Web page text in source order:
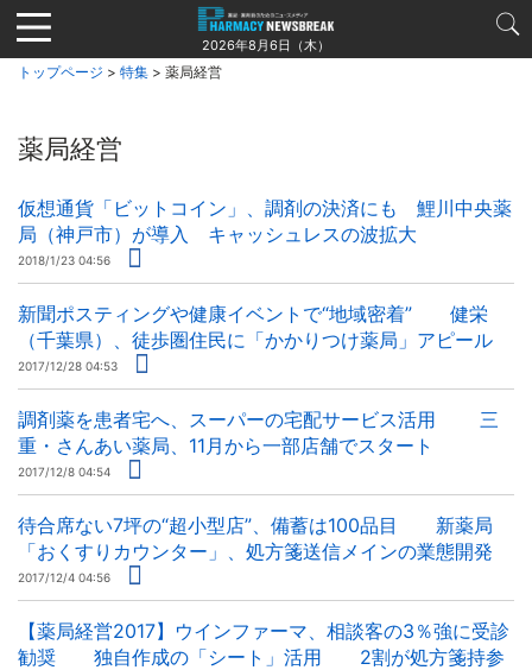
Jump
to
navigation
2026年8月6日（木）
トップページ > 特集 > 薬局経営
薬局経営
仮想通貨「ビットコイン」、調剤の決済にも 鯉川中央薬
局（神戸市）が導入 キャッシュレスの波拡大
2018/1/23 04:56
新聞ポスティングや健康イベントで“地域密着” 健栄
（千葉県）、徒歩圏住民に「かかりつけ薬局」アピール
2017/12/28 04:53
調剤薬を患者宅へ、スーパーの宅配サービス活用 三
重・さんあい薬局、11月から一部店舗でスタート
2017/12/8 04:54
待合席ない7坪の“超小型店”、備蓄は100品目 新薬局
「おくすりカウンター」、処方箋送信メインの業態開発
2017/12/4 04:56
【薬局経営2017】ウインファーマ、相談客の3％強に受診
勧奨 独自作成の「シート」活用 2割が処方箋持参